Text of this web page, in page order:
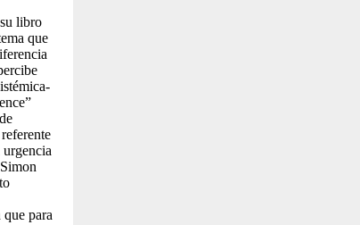
libro
que
”
para